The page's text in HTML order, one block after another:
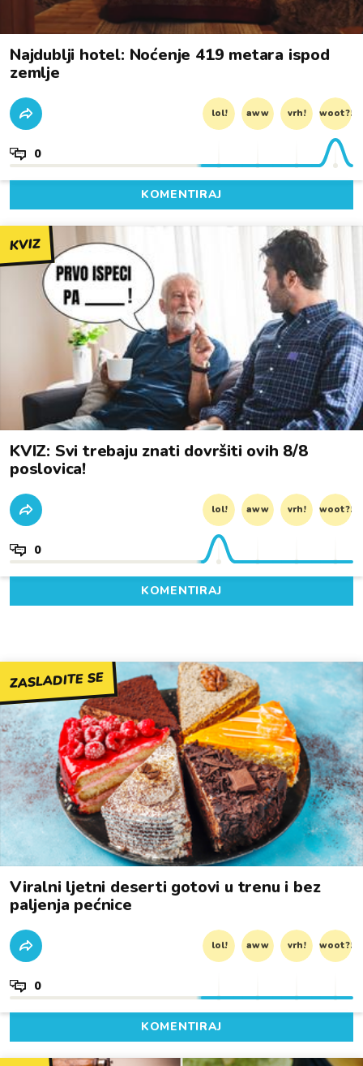
Najdublji hotel: Noćenje 419 metara ispod
zemlje
lol! aww vrh! woot?!
0
KOMENTIRAJ
KVIZ
KVIZ: Svi trebaju znati dovršiti ovih 8/8
poslovica!
lol! aww vrh! woot?!
0
KOMENTIRAJ
ZASLADITE SE
Viralni ljetni deserti gotovi u trenu i bez
paljenja pećnice
lol! aww vrh! woot?!
0
KOMENTIRAJ